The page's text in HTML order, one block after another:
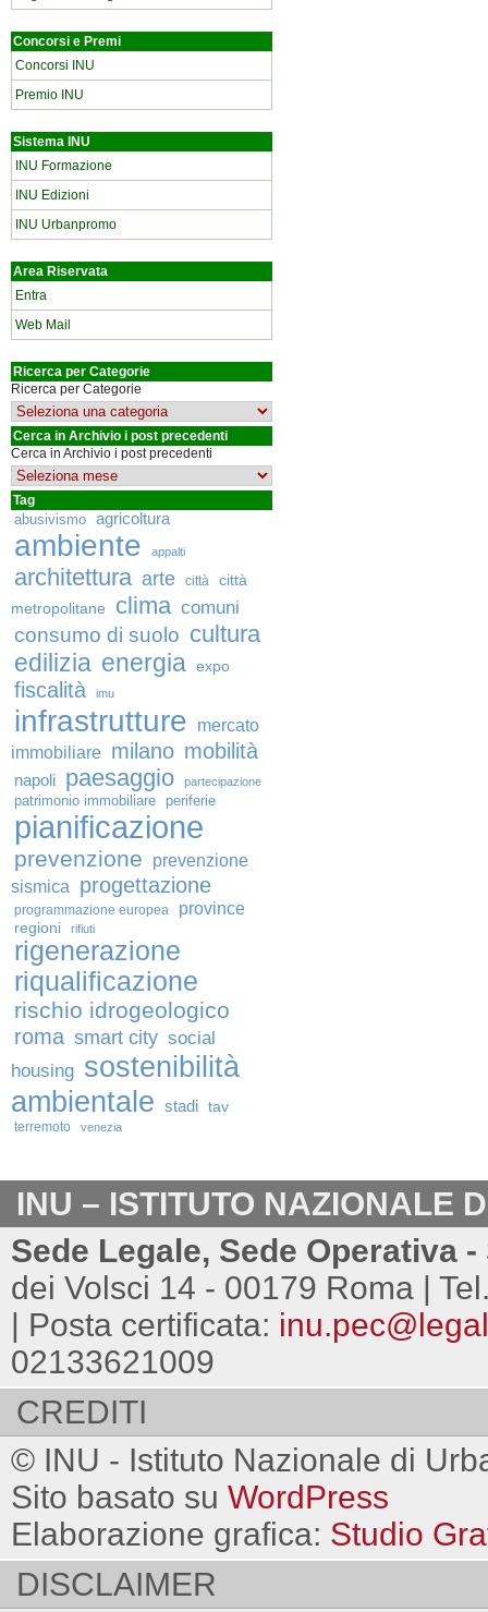
Concorsi e Premi
Concorsi INU
Premio INU
Sistema INU
INU Formazione
INU Edizioni
INU Urbanpromo
Area Riservata
Entra
Web Mail
Ricerca per Categorie
Ricerca per Categorie
Cerca in Archivio i post precedenti
Cerca in Archivio i post precedenti
Tag
abusivismo agricoltura
ambiente appalti
architettura arte città
città
metropolitane
clima comuni
consumo di suolo cultura
edilizia energia expo
fiscalità imu
infrastrutture
mercato
immobiliare milano mobilità
napoli paesaggio partecipazione
patrimonio immobiliare periferie
pianificazione
prevenzione
prevenzione
sismica
progettazione
programmazione europea province
regioni rifiuti
rigenerazione
riqualificazione
rischio idrogeologico
roma smart city social
housing sostenibilità
ambientale stadi tav
terremoto venezia
INU – ISTITUTO NAZIONALE
Sede Legale, Sede Operativa
dei Volsci 14 - 00179 Roma |
| Posta certificata:
02133621009
CREDITI
© INU - Istituto Nazionale di
Sito basato su WordPress
Elaborazione grafica: Studio
DISCLAIMER